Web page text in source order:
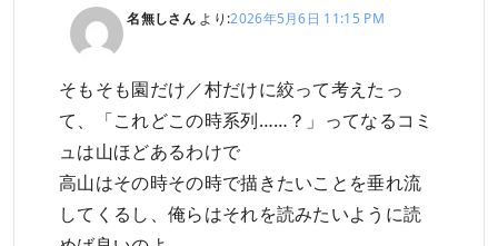
名無しさん より:2026年5月6日 11:15 PM
そもそも園だけ／村だけに絞って考えたっ
て、「これどこの時系列……？」ってなるコミ
ュは山ほどあるわけで
高山はその時その時で描きたいことを垂れ流
してくるし、俺らはそれを読みたいように読